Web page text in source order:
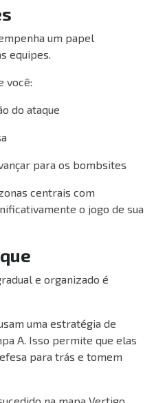
um papel
equipes.
você:
do ataque
para os bombsites
centrais com
o jogo de sua
e organizado é
uma estratégia de
A. Isso permite que elas
para trás e tomem